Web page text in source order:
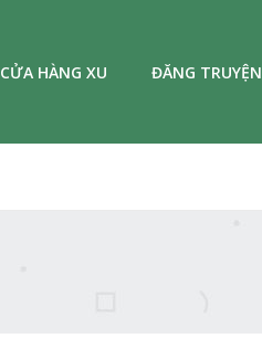
CỬA HÀNG XU ĐĂNG TRUYỆN